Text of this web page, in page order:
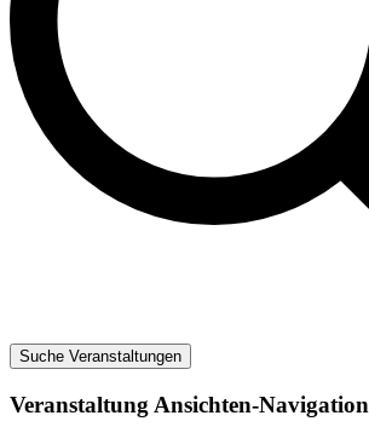
Suche Veranstaltungen
Veranstaltung Ansichten-Navigation